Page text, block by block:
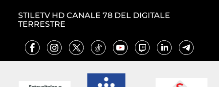
STILETV HD CANALE 78 DEL DIGITALE
TERRESTRE